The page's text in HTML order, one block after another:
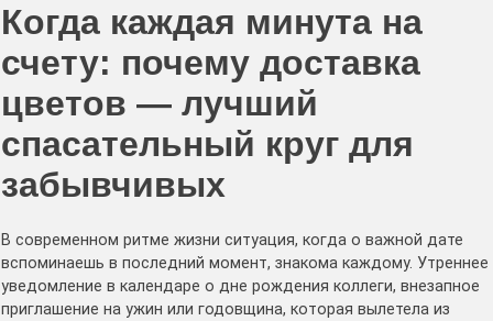
Когда каждая минута на
счету: почему доставка
цветов — лучший
спасательный круг для
забывчивых
В современном ритме жизни ситуация, когда о важной дате
вспоминаешь в последний момент, знакома каждому. Утреннее
уведомление в календаре о дне рождения коллеги, внезапное
приглашение на ужин или годовщина, которая вылетела из